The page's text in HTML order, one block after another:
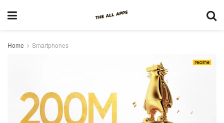
Home Smartphones